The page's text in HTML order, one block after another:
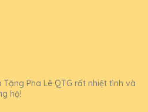
Pha Lê QTG rất nhiệt tình và
hộ!